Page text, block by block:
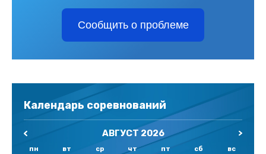
Сообщить о проблеме
Календарь соревнований
АВГУСТ 2026
пн вт ср чт пт сб вс